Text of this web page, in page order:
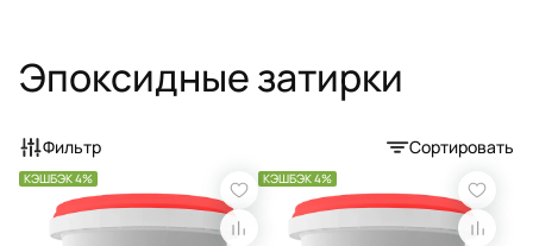
Эпоксидные затирки
Фильтр Сортировать
КЭШБЭК 4% КЭШБЭК 4%